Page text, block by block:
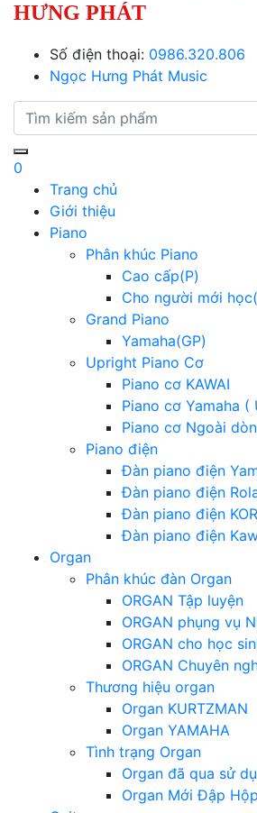
HƯNG PHÁT
Số điện thoại: 0986.320.806
Ngọc Hưng Phát Music
0
Trang chủ
Giới thiệu
Piano
Phân khúc Piano
Cao cấp(P)
Cho người mới
Grand Piano
Yamaha(GP)
Upright Piano Cơ
Piano cơ KAWAI
Piano cơ Yamaha (
Piano cơ Ngoài
Piano điện
Đàn piano điện
Đàn piano điện
Đàn piano điện
Đàn piano điện
Organ
Phân khúc đàn Organ
ORGAN Tập luyện
ORGAN phụng vụ
ORGAN cho học
ORGAN Chuyên
Thương hiệu organ
Organ KURTZMAN
Organ YAMAHA
Tình trạng Organ
Organ đã qua sử
Organ Mới Đập Hộp